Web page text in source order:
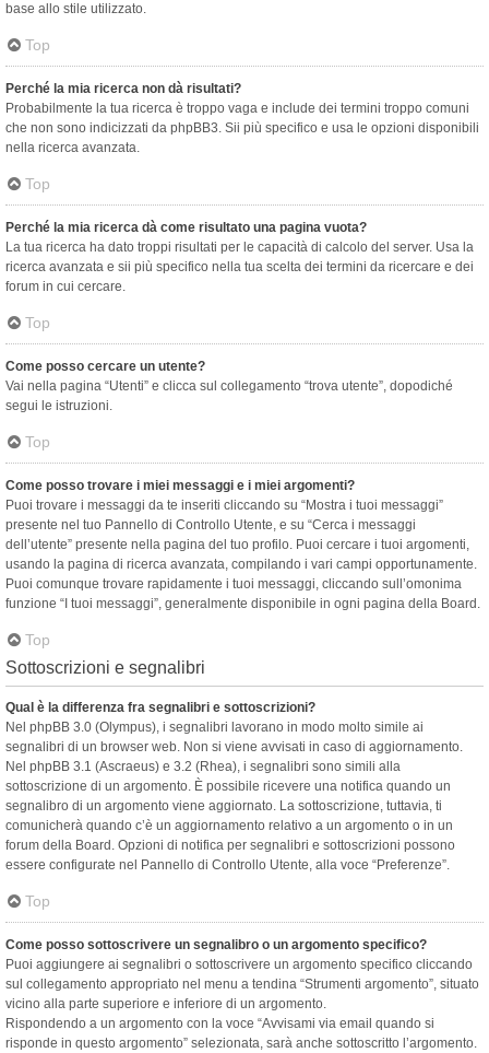
base allo stile utilizzato.
Top
Perché la mia ricerca non dà risultati?
Probabilmente la tua ricerca è troppo vaga e include dei termini troppo comuni
che non sono indicizzati da phpBB3. Sii più specifico e usa le opzioni disponibili
nella ricerca avanzata.
Top
Perché la mia ricerca dà come risultato una pagina vuota?
La tua ricerca ha dato troppi risultati per le capacità di calcolo del server. Usa la
ricerca avanzata e sii più specifico nella tua scelta dei termini da ricercare e dei
forum in cui cercare.
Top
Come posso cercare un utente?
Vai nella pagina “Utenti” e clicca sul collegamento “trova utente”, dopodiché
segui le istruzioni.
Top
Come posso trovare i miei messaggi e i miei argomenti?
Puoi trovare i messaggi da te inseriti cliccando su “Mostra i tuoi messaggi”
presente nel tuo Pannello di Controllo Utente, e su “Cerca i messaggi
dell’utente” presente nella pagina del tuo profilo. Puoi cercare i tuoi argomenti,
usando la pagina di ricerca avanzata, compilando i vari campi opportunamente.
Puoi comunque trovare rapidamente i tuoi messaggi, cliccando sull’omonima
funzione “I tuoi messaggi”, generalmente disponibile in ogni pagina della Board.
Top
Sottoscrizioni e segnalibri
Qual è la differenza fra segnalibri e sottoscrizioni?
Nel phpBB 3.0 (Olympus), i segnalibri lavorano in modo molto simile ai
segnalibri di un browser web. Non si viene avvisati in caso di aggiornamento.
Nel phpBB 3.1 (Ascraeus) e 3.2 (Rhea), i segnalibri sono simili alla
sottoscrizione di un argomento. È possibile ricevere una notifica quando un
segnalibro di un argomento viene aggiornato. La sottoscrizione, tuttavia, ti
comunicherà quando c’è un aggiornamento relativo a un argomento o in un
forum della Board. Opzioni di notifica per segnalibri e sottoscrizioni possono
essere configurate nel Pannello di Controllo Utente, alla voce “Preferenze”.
Top
Come posso sottoscrivere un segnalibro o un argomento specifico?
Puoi aggiungere ai segnalibri o sottoscrivere un argomento specifico cliccando
sul collegamento appropriato nel menu a tendina “Strumenti argomento”, situato
vicino alla parte superiore e inferiore di un argomento.
Rispondendo a un argomento con la voce “Avvisami via email quando si
risponde in questo argomento” selezionata, sarà anche sottoscritto l’argomento.